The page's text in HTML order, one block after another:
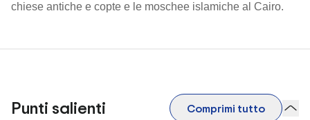
chiese antiche e copte e le moschee islamiche al Cairo.
Punti salienti Comprimi tutto